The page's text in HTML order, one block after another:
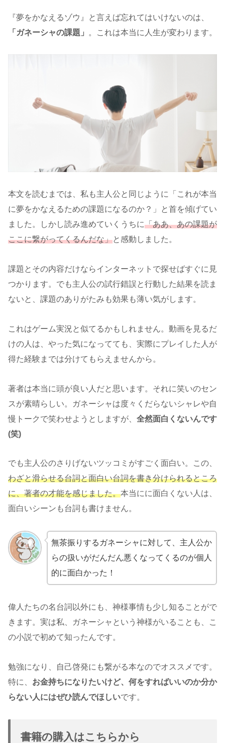
『夢をかなえるゾウ』と言えば忘れてはいけないのは、
「ガネーシャの課題」
。これは本当に人生が変わります。
本文を読むまでは、私も主人公と同じように「これが本当
に夢をかなえるための課題になるのか？」と首を傾げてい
ました。しかし読み進めていくうちに「ああ、あの課題が
ここに繋がってくるんだな」と感動しました。
課題とその内容だけならインターネットで探せばすぐに見
つかります。でも主人公の試行錯誤と行動した結果を読ま
ないと、課題のありがたみも効果も薄い気がします。
これはゲーム実況と似てるかもしれません。動画を見るだ
けの人は、やった気になってても、実際にプレイした人が
得た経験までは分けてもらえませんから。
著者は本当に頭が良い人だと思います。それに笑いのセン
スが素晴らしい。ガネーシャは度々くだらないシャレや自
慢トークで笑わせようとしますが、 全然面白くないんです
(笑)
でも主人公のさりげないツッコミがすごく面白い。この、
わざと滑らせる台詞と面白い台詞を書き分けられるところ
に、著者の才能を感じました。本当にに面白くない人は、
面白いシーンも台詞も書けません。
無茶振りするガネーシャに対して、主人公か
らの扱いがだんだん悪くなってくるのが個人
的に面白かった！
偉人たちの名台詞以外にも、神様事情も少し知ることがで
きます。実は私、ガネーシャという神様がいることも、こ
の小説で初めて知ったんです。
勉強になり、自己啓発にも繋がる本なのでオススメです。
特に、 お金持ちになりたいけど、何をすればいいのか分か
らない人にはぜひ読んでほしいです。
書籍の購入はこちらから